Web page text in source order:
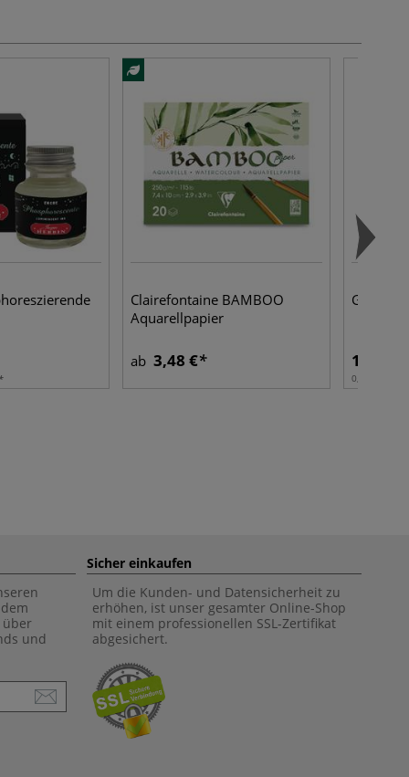
Clairefontaine BAMBOO
Aquarellpapier
ab 3,48 € 10,03 €
0,40 l | 1 l:
über
und
Sicher einkaufen
Um die Kunden- und Datensicherheit zu
erhöhen, ist unser gesamter Online-Shop
mit einem professionellen SSL-Zertifikat
abgesichert.